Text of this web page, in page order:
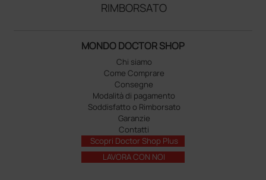
RIMBORSATO
MONDO DOCTOR SHOP
Chi siamo
Come Comprare
Consegne
Modalità di pagamento
Soddisfatto o Rimborsato
Garanzie
Contatti
Scopri Doctor Shop Plus
LAVORA CON NOI